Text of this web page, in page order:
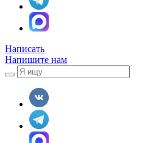
Написать
Напишите нам